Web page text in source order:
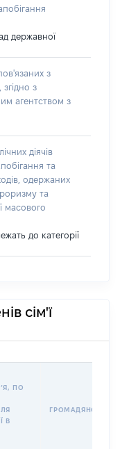
державної
з
з
агентством з
діячів
та
одержаних
та
масового
до категорії
сім'ї
ПО
В
ГРОМАДЯНСТВО